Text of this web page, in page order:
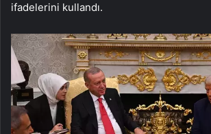
ifadelerini kullandı.